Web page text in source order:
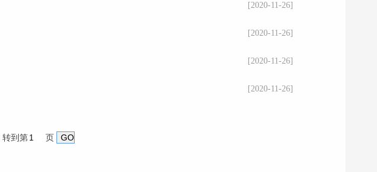
[2020-11-26]
[2020-11-26]
[2020-11-26]
[2020-11-26]
转到第 页